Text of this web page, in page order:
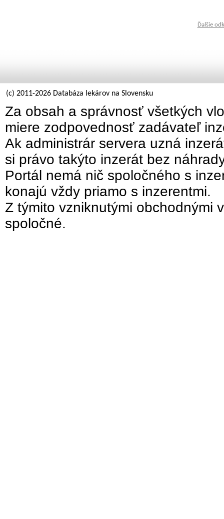
Ďalšie
(c) 2011-2026 Databáza lekárov na Slovensku
Za obsah a správnosť všetkých
miere zodpovednosť zadávateľ
Ak administrár servera uzná
si právo takýto inzerát bez
Portál nemá nič spoločného s
konajú vždy priamo s inzerentmi.
Z týmito vzniknutými obchodnými
spoločné.